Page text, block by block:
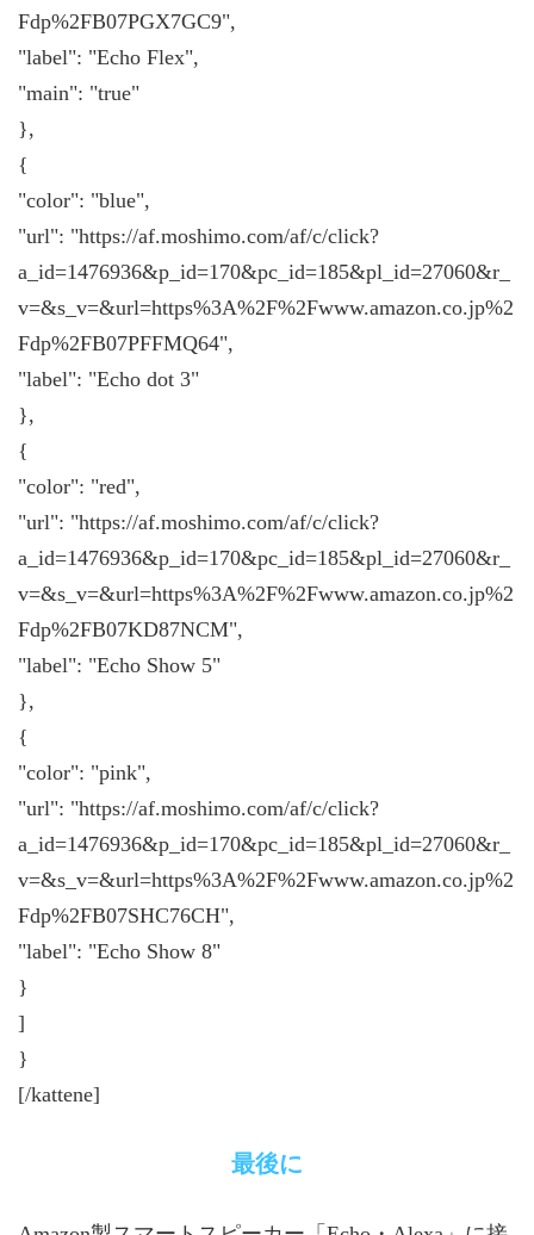
Fdp%2FB07PGX7GC9",
"label": "Echo Flex",
"main": "true"
},
{
"color": "blue",
"url": "https://af.moshimo.com/af/c/click?
a_id=1476936&p_id=170&pc_id=185&pl_id=27060&r_
v=&s_v=&url=https%3A%2F%2Fwww.amazon.co.jp%2
Fdp%2FB07PFFMQ64",
"label": "Echo dot 3"
},
{
"color": "red",
"url": "https://af.moshimo.com/af/c/click?
a_id=1476936&p_id=170&pc_id=185&pl_id=27060&r_
v=&s_v=&url=https%3A%2F%2Fwww.amazon.co.jp%2
Fdp%2FB07KD87NCM",
"label": "Echo Show 5"
},
{
"color": "pink",
"url": "https://af.moshimo.com/af/c/click?
a_id=1476936&p_id=170&pc_id=185&pl_id=27060&r_
v=&s_v=&url=https%3A%2F%2Fwww.amazon.co.jp%2
Fdp%2FB07SHC76CH",
"label": "Echo Show 8"
}
]
}
[/kattene]
最後に